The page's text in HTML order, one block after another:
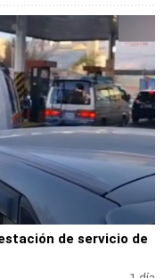
de servicio de